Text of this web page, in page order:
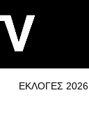
ΕΚΛΟΓΕΣ 2026